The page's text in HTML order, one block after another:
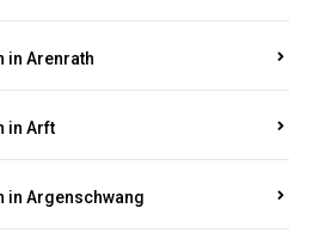
in Arenrath
in Arft
in Argenschwang